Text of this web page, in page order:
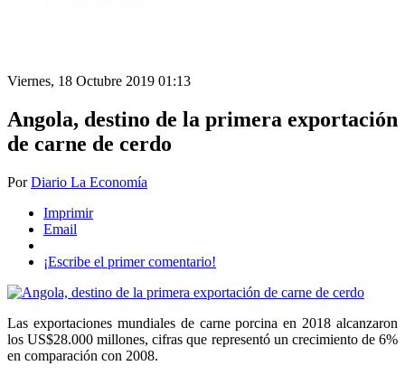
Viernes, 18 Octubre 2019 01:13
Angola, destino de la primera exportación
de carne de cerdo
PorDiario La Economía
Imprimir
Email
¡Escribe el primer comentario!
Las exportaciones mundiales de carne porcina en 2018 alcanzaron
los US$28.000 millones, cifras que representó un crecimiento de 6%
en comparación con 2008.